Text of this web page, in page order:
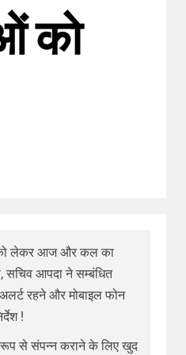
को
को लेकर आज और कल का
सचिव आपदा ने सम्बंधित
रहने और मोबाइल फोन
!
से संपन्न कराने के लिए खुद